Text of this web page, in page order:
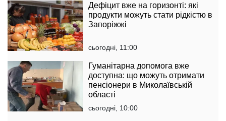
Дефіцит вже на горизонті: які
продукти можуть стати рідкістю в
Запоріжжі
сьогодні, 11:00
Гуманітарна допомога вже
доступна: що можуть отримати
пенсіонери в Миколаївській
області
сьогодні, 10:00